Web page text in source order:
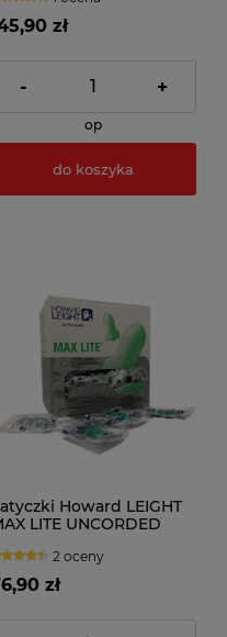
zł
- +
op
do koszyka
Howard LEIGHT
LITE UNCORDED
2 oceny
zł